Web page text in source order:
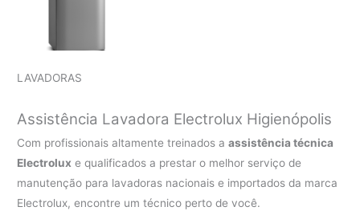
LAVADORAS
Assistência Lavadora Electrolux Higienópolis
Com profissionais altamente treinados aassistência técnica
Electrolux e qualificados a prestar o melhor serviço de
manutenção para lavadoras nacionais e importados da marca
Electrolux, encontre um técnico perto de você.